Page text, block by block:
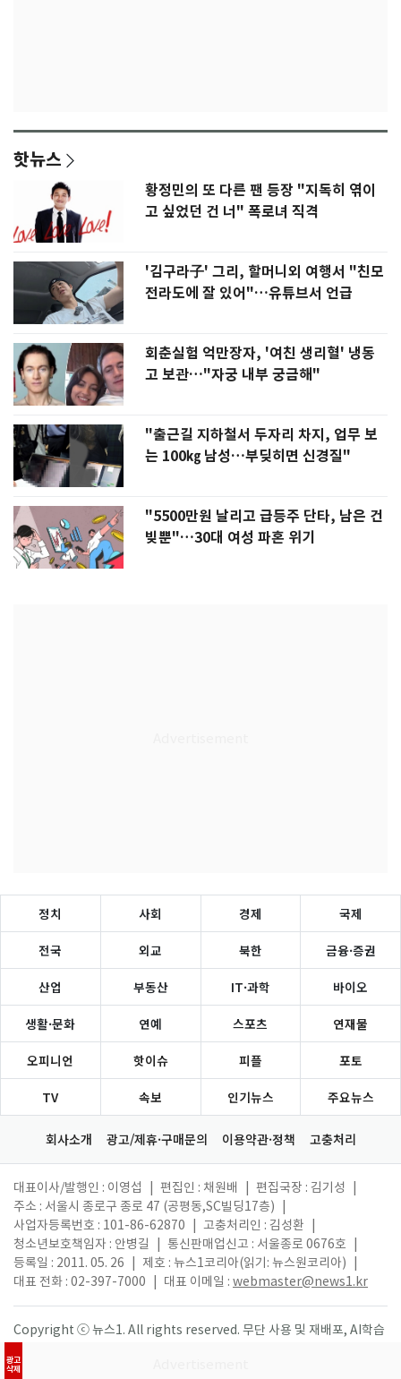
핫뉴스
황정민의 또 다른 팬 등장 "지독히 엮이
고 싶었던 건 너" 폭로녀 직격
'김구라子' 그리, 할머니외 여행서 "친모
전라도에 잘 있어"…유튜브서 언급
회춘실험 억만장자, '여친 생리혈' 냉동
고 보관…"자궁 내부 궁금해"
"출근길 지하철서 두자리 차지, 업무 보
는 100㎏ 남성…부딪히면 신경질"
"5500만원 날리고 급등주 단타, 남은 건
빚뿐"…30대 여성 파혼 위기
광고
삭제
정치 사회 경제 국제
전국 외교 북한 금융·증권
산업 부동산 IT·과학 바이오
생활·문화 연예 스포츠 연재물
오피니언 핫이슈 피플 포토
TV 속보 인기뉴스 주요뉴스
회사소개 광고/제휴·구매문의 이용약관·정책 고충처리
대표이사/발행인 : 이영섭 편집인 : 채원배 편집국장 : 김기성
주소 : 서울시 종로구 종로 47 (공평동,SC빌딩17층)
사업자등록번호 : 101-86-62870
고충처리인 : 김성환
청소년보호책임자 : 안병길
통신판매업신고 : 서울종로 0676호
등록일 : 2011. 05. 26
제호 : 뉴스1코리아(읽기: 뉴스원코리아)
대표 전화 : 02-397-7000
대표 이메일 : webmaster@news1.kr
Copyright ⓒ 뉴스1. All rights reserved. 무단 사용 및 재배포, AI학습